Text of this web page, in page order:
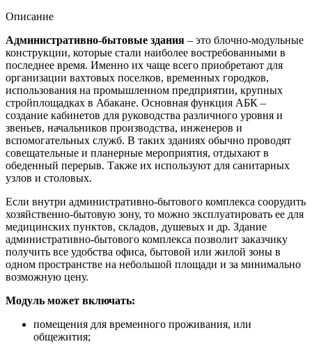
Описание
Административно-бытовые здания – это блочно-модульные
конструкции, которые стали наиболее востребованными в
последнее время. Именно их чаще всего приобретают для
организации вахтовых поселков, временных городков,
использования на промышленном предприятии, крупных
стройплощадках в Абакане. Основная функция АБК –
создание кабинетов для руководства различного уровня и
звеньев, начальников производства, инженеров и
вспомогательных служб. В таких зданиях обычно проводят
совещательные и планерные мероприятия, отдыхают в
обеденный перерыв. Также их используют для санитарных
узлов и столовых.
Если внутри административно-бытового комплекса соорудить
хозяйственно-бытовую зону, то можно эксплуатировать ее для
медицинских пунктов, складов, душевых и др. Здание
административно-бытового комплекса позволит заказчику
получить все удобства офиса, бытовой или жилой зоны в
одном пространстве на небольшой площади и за минимально
возможную цену.
Модуль может включать:
помещения для временного проживания, или
общежития;